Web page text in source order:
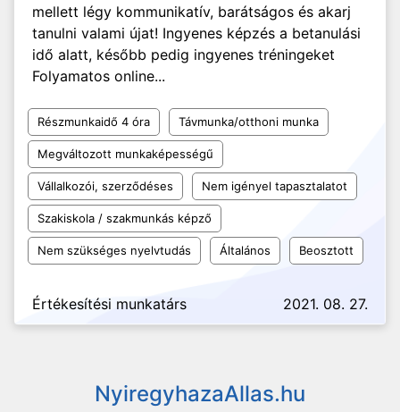
mellett légy kommunikatív, barátságos és akarj
tanulni valami újat! Ingyenes képzés a betanulási
idő alatt, később pedig ingyenes tréningeket
Folyamatos online...
Részmunkaidő 4 óra Távmunka/otthoni munka
Megváltozott munkaképességű
Vállalkozói, szerződéses Nem igényel tapasztalatot
Szakiskola / szakmunkás képző
Nem szükséges nyelvtudás Általános Beosztott
Értékesítési munkatárs 2021. 08. 27.
NyiregyhazaAllas.hu